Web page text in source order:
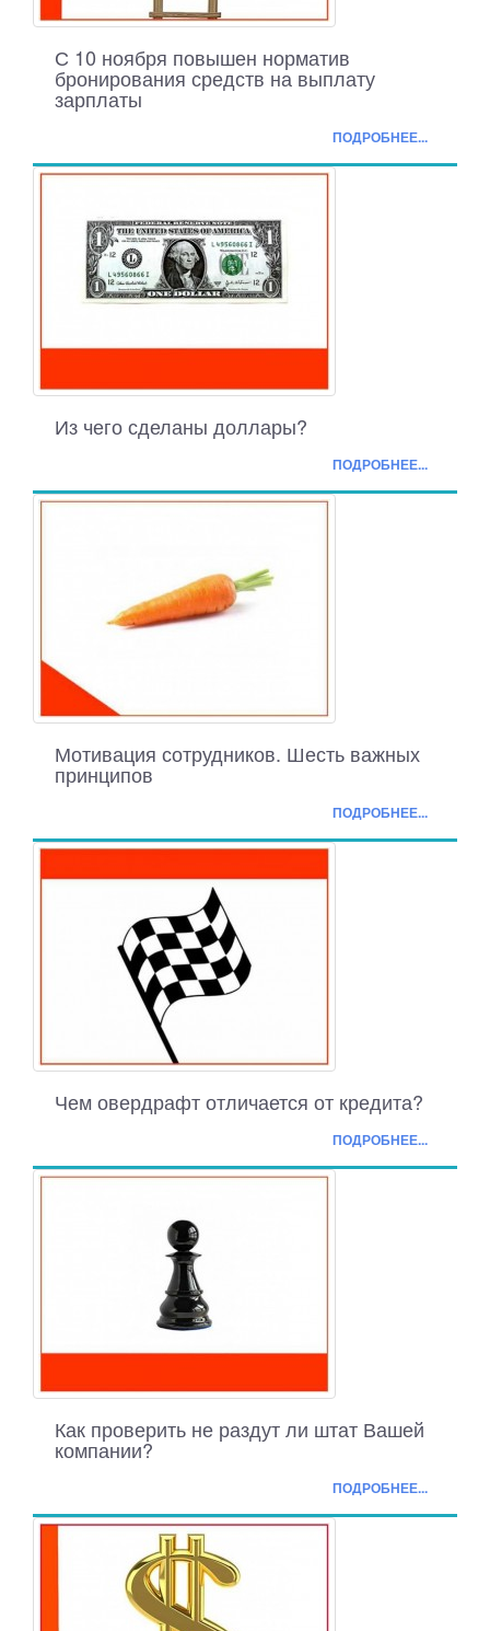
С 10 ноября повышен норматив
бронирования средств на выплату
зарплаты
ПОДРОБНЕЕ...
Из чего сделаны доллары?
ПОДРОБНЕЕ...
Мотивация сотрудников. Шесть важных
принципов
ПОДРОБНЕЕ...
Чем овердрафт отличается от кредита?
ПОДРОБНЕЕ...
Как проверить не раздут ли штат Вашей
компании?
ПОДРОБНЕЕ...